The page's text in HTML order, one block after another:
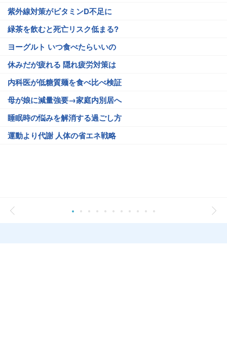
紫外線対策がビタミンD不足に
緑茶を飲むと死亡リスク低まる?
ヨーグルト いつ食べたらいいの
休みだが疲れる 隠れ疲労対策は
内科医が低糖質麺を食べ比べ検証
母が娘に減量強要→家庭内別居へ
睡眠時の悩みを解消する過ごし方
運動より代謝 人体の省エネ戦略